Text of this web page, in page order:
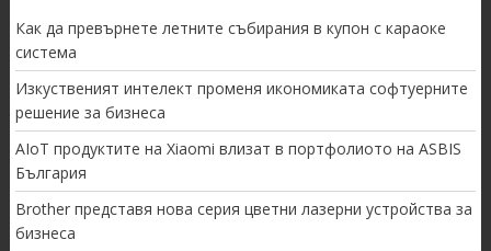
Как да превърнете летните събирания в купон с караоке
система
Изкуственият интелект променя икономиката софтуерните
решение за бизнеса
AIoT продуктите на Xiaomi влизат в портфолиото на ASBIS
България
Brother представя нова серия цветни лазерни устройства за
бизнеса